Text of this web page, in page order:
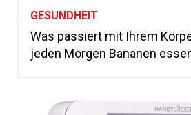
GESUNDHEIT
Was passiert mit Ihrem
jeden Morgen Bananen